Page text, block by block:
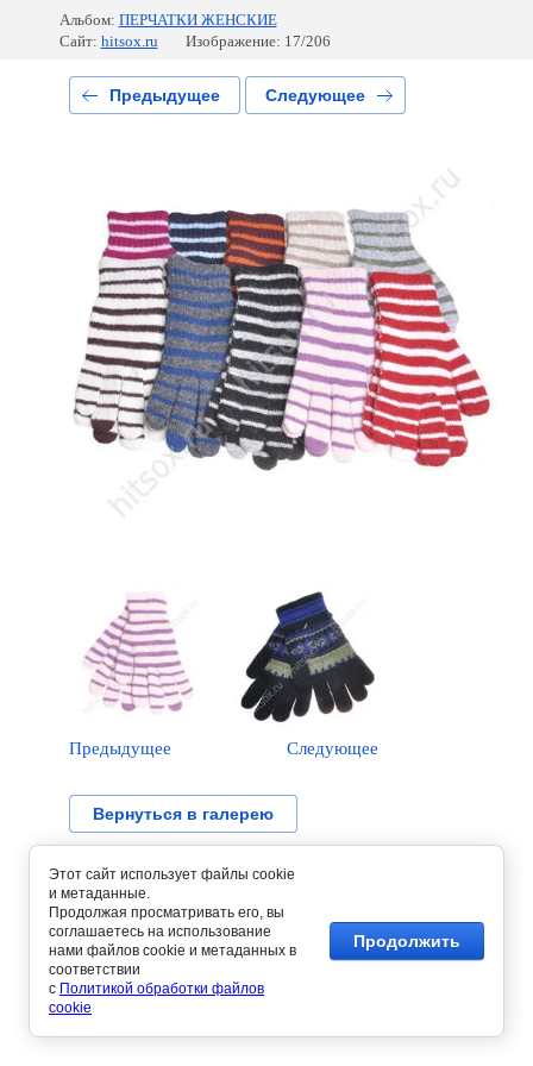
Альбом: ПЕРЧАТКИ ЖЕНСКИЕ
Сайт: hitsox.ru Изображение: 17/206
Предыдущее Следующее
Предыдущее Следующее
Вернуться в галерею
Этот сайт использует файлы cookie
и метаданные.
Продолжая просматривать его, вы
соглашаетесь на использование
нами файлов cookie и метаданных в
соответствии
с Политикой обработки файлов
cookie
Продолжить